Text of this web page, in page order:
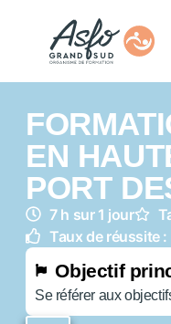
EN
PORT
7 h sur 1 jour
Taux de réussite :
Objectif
Se référer aux